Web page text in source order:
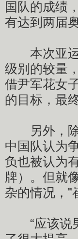
国队的成绩
有达到两届
本次亚运
级别的较量
借尹军花女
的目标，最
另外，除
中国队认为
负也被认为
牌）。但就
杂的情况，”
“应该说男